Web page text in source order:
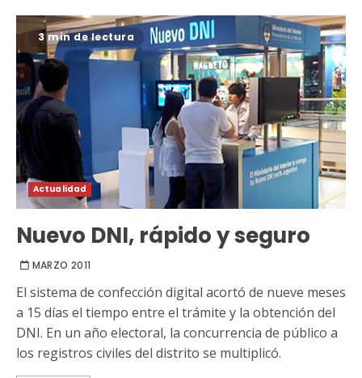
3 min de lectura
Actualidad
Nuevo DNI, rápido y seguro
MARZO 2011
El sistema de confección digital acortó de nueve meses
a 15 días el tiempo entre el trámite y la obtención del
DNI. En un año electoral, la concurrencia de público a
los registros civiles del distrito se multiplicó.